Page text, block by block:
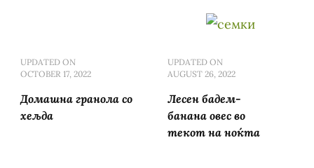
UPDATED ON
OCTOBER 17, 2022
Домашна гранола со
хељда
UPDATED ON
AUGUST 26, 2022
Лесен бадем-
банана овес во
текот на ноќта